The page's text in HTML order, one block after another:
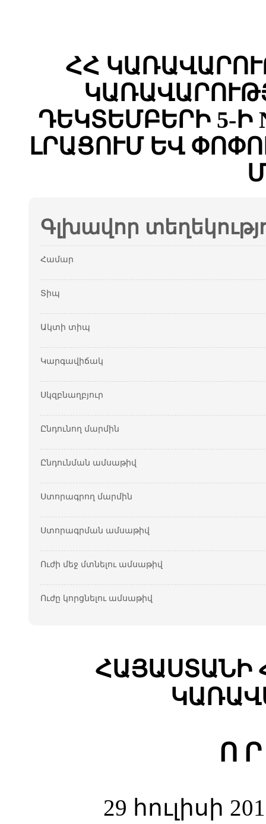
ՀՀ
ԴԵԿՏԵՄԲԵՐԻ 5-Ի
ԼՐԱՑՈՒՄ ԵՎ
Գլխավոր
Համար
Տիպ
Ակտի տիպ
Կարգավիճակ
Սկզբնաղբյուր
Ընդունող մարմին
Ընդունման ամսաթիվ
Ստորագրող մարմին
Ստորագրման ամսաթիվ
Ուժի մեջ մտնելու ամսաթիվ
Ուժը կորցնելու ամսաթիվ
ՀԱՅԱՍՏԱՆԻ
Ո
29 հուլիսի